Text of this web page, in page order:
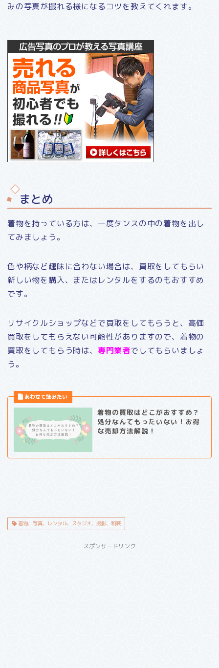
みの写真が撮れる様になるコツを教えてくれます。
まとめ
着物を持っている方は、一度タンスの中の着物を出し
てみましょう。
色や柄など趣味に合わない場合は、買取をしてもらい
新しい物を購入、またはレンタルをするのもおすすめ
です。
リサイクルショップなどで買取をしてもらうと、高価
買取をしてもらえない可能性がありますので、着物の
買取をしてもらう時は、 専門業者でしてもらいましょ
う。
着物の買取はどこがおすすめ？
処分なんてもったいない！お得
な売却方法解説！
着物、写真、レンタル、スタジオ、撮影、和装
スポンサードリンク